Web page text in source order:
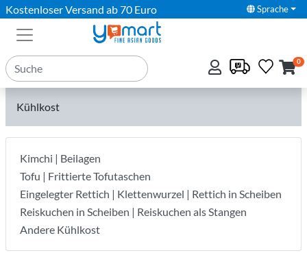
Kostenloser Versand ab 70 Euro Sprache
0
Kühlkost
Kimchi | Beilagen
Tofu | Frittierte Tofutaschen
Eingelegter Rettich | Klettenwurzel | Rettich in Scheiben
Reiskuchen in Scheiben | Reiskuchen als Stangen
Andere Kühlkost